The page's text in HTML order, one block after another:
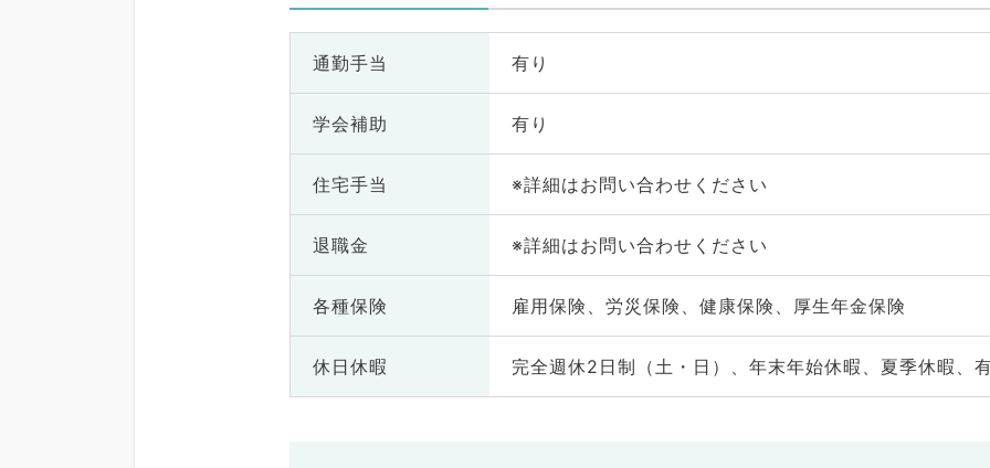
通勤手当 有り
学会補助 有り
住宅手当 ※詳細はお問い合わせください
退職金 ※詳細はお問い合わせください
各種保険 雇用保険、労災保険、健康保険、厚生年金保険
休日休暇 完全週休2日制（土・日）、年末年始休暇、夏季休暇、